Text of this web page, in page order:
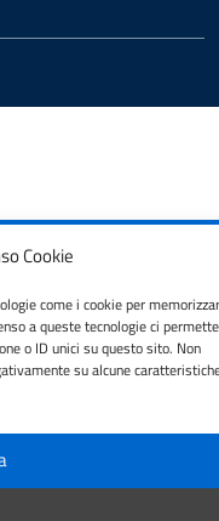
Cookie
come i cookie per
a queste tecnologie ci
o ID unici su questo sito. Non
su alcune